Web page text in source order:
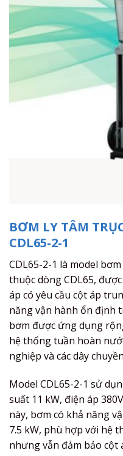
BƠM LY TÂM
CDL65-2-1
CDL65-2-1 là model
thuộc dòng CDL65,
áp có yêu cầu cột áp
năng vận hành ổn định
bơm được ứng dụng
hệ thống tuần hoàn
nghiệp và các dây
Model CDL65-2-1 sử
suất 11 kW, điện áp
này, bơm có khả năng
7.5 kW, phù hợp với hệ
nhưng vẫn đảm bảo